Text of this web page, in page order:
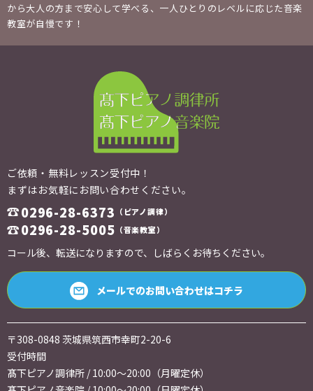
から大人の方まで安心して学べる、一人ひとりのレベルに応じた音楽
教室が自慢です！
ご依頼・無料レッスン受付中！
まずはお気軽にお問い合わせください。
0296-28-6373 （ピアノ調律）
0296-28-5005 （音楽教室）
コール後、転送になりますので、しばらくお待ちください。
メールでのお問い合わせはコチラ
〒308-0848 茨城県筑西市幸町2-20-6
受付時間
髙下ピアノ調律所 / 10:00～20:00（月曜定休）